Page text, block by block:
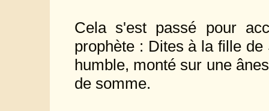
Cela s'est passé pour
prophète : Dites à la fille
humble, monté sur une
de somme.